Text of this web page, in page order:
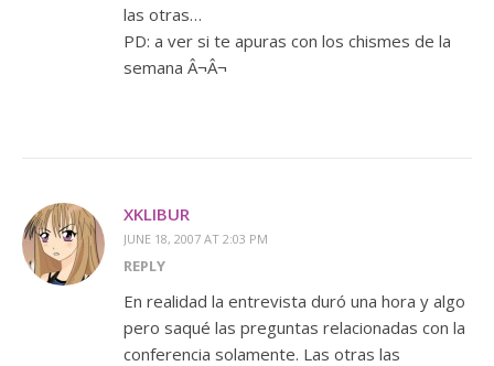
las otras…
PD: a ver si te apuras con los chismes de la
semana Â¬Â¬
XKLIBUR
JUNE 18, 2007 AT 2:03 PM
REPLY
En realidad la entrevista duró una hora y algo
pero saqué las preguntas relacionadas con la
conferencia solamente. Las otras las